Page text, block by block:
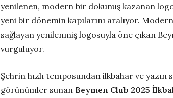
yenilenen, modern bir dokunuş kazanan
yeni bir dönemin kapılarını aralıyor.
sağlayan yenilenmiş logosuyla öne çıkan
vurguluyor.
Şehrin hızlı temposundan ilkbahar ve
görünümler sunan Beymen Club 2025